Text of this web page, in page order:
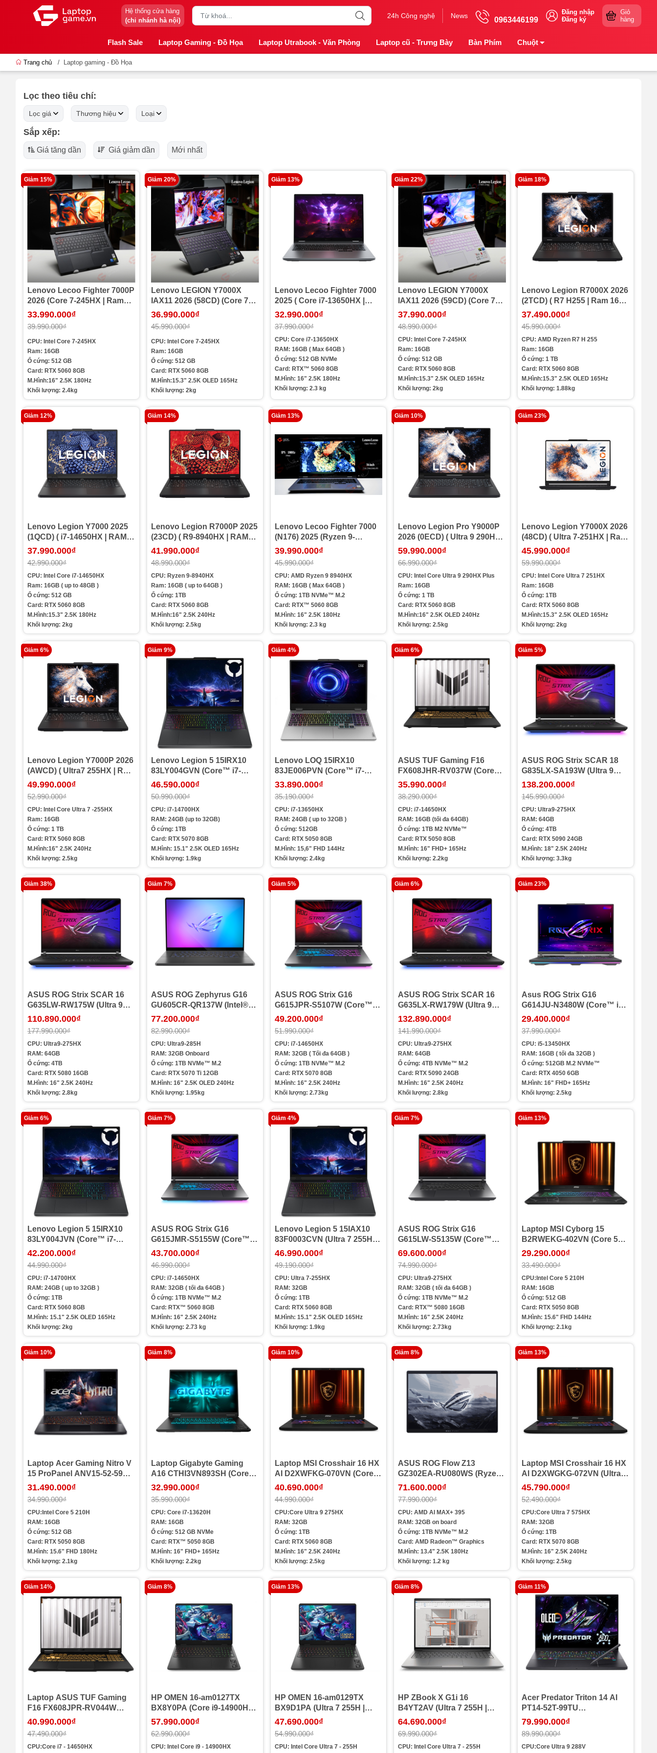
Hệ thống cửa hàng
(chi nhánh hà nội)
24h Công nghệ News 0963446199
Đăng nhập
Đăng ký
Giỏ
hàng
Flash Sale Laptop Gaming - Đồ Họa Laptop Utrabook - Văn Phòng Laptop cũ - Trưng Bày Bàn Phím Chuột
Trang chủ / Laptop gaming - Đồ Họa
Lọc theo tiêu chí:
Lọc giá Thương hiệu Loại
Sắp xếp:
Giá tăng dần Giá giảm dần Mới nhất
Giảm 15%
Lenovo Lecoo Fighter 7000P
2026 (Core 7-245HX | Ram
16GB | SSD 512GB | RTX
33.990.000₫
39.990.000₫
CPU: Intel Core 7-245HX
Ram: 16GB
Ổ cứng: 512 GB
Card: RTX 5060 8GB
M.Hình:16" 2.5K 180Hz
Khối lượng: 2.4kg
Giảm 20%
Lenovo LEGION Y7000X
IAX11 2026 (58CD) (Core 7
245HX | Ram 16GB | SSD
15.3in 2.5K OLED 165Hz)
36.990.000₫
45.990.000₫
CPU: Intel Core 7-245HX
Ram: 16GB
Ổ cứng: 512 GB
Card: RTX 5060 8GB
M.Hình:15.3" 2.5K OLED 165Hz
Khối lượng: 2kg
Giảm 13%
Lenovo Lecoo Fighter 7000
2025 ( Core i7-13650HX |
Ram 16GB | SSD 512GB |
180Hz )
32.990.000₫
37.990.000₫
CPU: Core i7-13650HX
RAM: 16GB ( Max 64GB )
Ổ cứng: 512 GB NVMe
Card: RTX™ 5060 8GB
M.Hình: 16" 2.5K 180Hz
Khối lượng: 2.3 kg
Giảm 22%
Lenovo LEGION Y7000X
IAX11 2026 (59CD) (Core 7
245HX | Ram 16GB | SSD
15.3in 2.5K OLED 165Hz -
White)
37.990.000₫
48.990.000₫
CPU: Intel Core 7-245HX
Ram: 16GB
Ổ cứng: 512 GB
Card: RTX 5060 8GB
M.Hình:15.3" 2.5K OLED 165Hz
Khối lượng: 2kg
Giảm 18%
Lenovo Legion R7000X 2026
(2TCD) ( R7 H255 | Ram 16G |
SSD 1TB | RTX 5060 8G |
37.490.000₫
45.990.000₫
CPU: AMD Ryzen R7 H 255
Ram: 16GB
Ổ cứng: 1 TB
Card: RTX 5060 8GB
M.Hình:15.3" 2.5K OLED 165Hz
Khối lượng: 1.88kg
Giảm 12%
Lenovo Legion Y7000 2025
(1QCD) ( i7-14650HX | RAM
16GB | SSD 512G | RTX5060
37.990.000₫
42.990.000₫
CPU: Intel Core i7-14650HX
Ram: 16GB ( up to 48GB )
Ổ cứng: 512 GB
Card: RTX 5060 8GB
M.Hình:15.3" 2.5K 180Hz
Khối lượng: 2kg
Giảm 14%
Lenovo Legion R7000P 2025
(23CD) ( R9-8940HX | RAM
16G | SSD 1TB | RTX 5060
41.990.000₫
48.990.000₫
CPU: Ryzen 9-8940HX
Ram: 16GB ( up to 64GB )
Ổ cứng: 1TB
Card: RTX 5060 8GB
M.Hình:16" 2.5K 240Hz
Khối lượng: 2.5kg
Giảm 13%
Lenovo Lecoo Fighter 7000
(N176) 2025 (Ryzen 9-
8940HX | Ram 16GB | SSD
2.5K 180Hz)
39.990.000₫
45.990.000₫
CPU: AMD Ryzen 9 8940HX
RAM: 16GB ( Max 64GB )
Ổ cứng: 1TB NVMe™ M.2
Card: RTX™ 5060 8GB
M.Hình: 16" 2.5K 180Hz
Khối lượng: 2.3 kg
Giảm 10%
Lenovo Legion Pro Y9000P
2026 (0ECD) ( Ultra 9 290HX
Plus | Ram 16G | SSD 1TB |
OLED 240Hz )
59.990.000₫
66.990.000₫
CPU:Intel Core Ultra 9 290HX Plus
Ram: 16GB
Ổ cứng: 1 TB
Card: RTX 5060 8GB
M.Hình:16" 2.5K OLED 240Hz
Khối lượng: 2.5kg
Giảm 23%
Lenovo Legion Y7000X 2026
(48CD) ( Ultra 7-251HX | Ram
16G | SSD 1T | RTX5060 8G |
45.990.000₫
59.990.000₫
CPU:Intel Core Ultra 7 251HX
Ram: 16GB
Ổ cứng: 1TB
Card: RTX 5060 8GB
M.Hình:15.3" 2.5K OLED 165Hz
Khối lượng: 2kg
Giảm 6%
Lenovo Legion Y7000P 2026
(AWCD) ( Ultra7 255HX | Ram
16G | SSD 1T | RTX 5060 8G |
49.990.000₫
52.990.000₫
CPU: Intel Core Ultra 7 -255HX
Ram: 16GB
Ổ cứng: 1 TB
Card: RTX 5060 8GB
M.Hình:16" 2.5K 240Hz
Khối lượng: 2.5kg
Giảm 9%
Lenovo Legion 5 15IRX10
83LY004GVN (Core™ i7-
14700HX | 24GB | 1TB |
WQXGA OLED | Win 11 |
Office | Đen)
46.590.000₫
50.990.000₫
CPU: i7-14700HX
RAM: 24GB (up to 32GB)
Ổ cứng: 1TB
Card: RTX 5070 8GB
M.Hình: 15.1" 2.5K OLED 165Hz
Khối lượng: 1.9kg
Giảm 4%
Lenovo LOQ 15IRX10
83JE006PVN (Core™ i7-
13650HX | 24GB | 512GB |
144Hz | Win 11 | Xám)
33.890.000₫
35.190.000₫
CPU: i7-13650HX
RAM: 24GB ( up to 32GB )
Ổ cứng: 512GB
Card: RTX 5050 8GB
M.Hình: 15,6" FHD 144Hz
Khối lượng: 2.4kg
Giảm 6%
ASUS TUF Gaming F16
FX608JHR-RV037W (Core™
i7-14650HX | 16GB | 1TB |
165Hz | Win 11 | Xám)
35.990.000₫
38.290.000₫
CPU: i7-14650HX
RAM: 16GB (tối đa 64GB)
Ổ cứng: 1TB M2 NVMe™
Card: RTX 5050 8GB
M.Hình: 16" FHD+ 165Hz
Khối lượng: 2.2kg
Giảm 5%
ASUS ROG Strix SCAR 18
G835LX-SA193W (Ultra 9
275HX | 64GB | 4TB | RTX
| Win 11 | Đen)
138.200.000₫
145.990.000₫
CPU: Ultra9-275HX
RAM: 64GB
Ổ cứng: 4TB
Card: RTX 5090 24GB
M.Hình: 18" 2.5K 240Hz
Khối lượng: 3.3kg
Giảm 38%
ASUS ROG Strix SCAR 16
G635LW-RW175W (Ultra 9
275HX | 64GB | 4TB | RTX
| Win 11 | Đen)
110.890.000₫
177.990.000₫
CPU: Ultra9-275HX
RAM: 64GB
Ổ cứng: 4TB
Card: RTX 5080 16GB
M.Hình: 16" 2.5K 240Hz
Khối lượng: 2.8kg
Giảm 7%
ASUS ROG Zephyrus G16
GU605CR-QR137W (Intel®
Core™ Ultra 9 285H | 32GB |
inch WQXGA OLED 240Hz |
Win 11 | Xám)
77.200.000₫
82.990.000₫
CPU: Ultra9-285H
RAM: 32GB Onboard
Ổ cứng: 1TB NVMe™ M.2
Card: RTX 5070 Ti 12GB
M.Hình: 16" 2.5K OLED 240Hz
Khối lượng: 1.95kg
Giảm 5%
ASUS ROG Strix G16
G615JPR-S5107W (Core™
i7-14650HX | 32GB | 1TB |
240Hz | Win 11 | Xám)
49.200.000₫
51.990.000₫
CPU: i7-14650HX
RAM: 32GB ( Tối đa 64GB )
Ổ cứng: 1TB NVMe™ M.2
Card: RTX 5070 8GB
M.Hình: 16" 2.5K 240Hz
Khối lượng: 2.73kg
Giảm 6%
ASUS ROG Strix SCAR 16
G635LX-RW179W (Ultra 9
275HX | 64GB | 4TB | RTX
| Win 11 | Đen)
132.890.000₫
141.990.000₫
CPU: Ultra9-275HX
RAM: 64GB
Ổ cứng: 4TB NVMe™ M.2
Card: RTX 5090 24GB
M.Hình: 16" 2.5K 240Hz
Khối lượng: 2.8kg
Giảm 23%
Asus ROG Strix G16
G614JU-N3480W (Core™ i5-
13450HX | 16GB | 512GB |
WUXGA 165Hz | Win 11 |
Xám)
29.400.000₫
37.990.000₫
CPU: i5-13450HX
RAM: 16GB ( tối đa 32GB )
Ổ cứng: 512GB M.2 NVMe™
Card: RTX 4050 6GB
M.Hình: 16" FHD+ 165Hz
Khối lượng: 2.5kg
Giảm 6%
Lenovo Legion 5 15IRX10
83LY004JVN (Core™ i7-
14700HX | 24GB | 1TB |
WQXGA OLED | Win 11 |
Office | Đen)
42.200.000₫
44.990.000₫
CPU: i7-14700HX
RAM: 24GB ( up to 32GB )
Ổ cứng: 1TB
Card: RTX 5060 8GB
M.Hình: 15.1" 2.5K OLED 165Hz
Khối lượng: 2kg
Giảm 7%
ASUS ROG Strix G16
G615JMR-S5155W (Core™
i7-14650HX | 32GB | 1TB |
WQXGA 240Hz | Win 11 |
Xám)
43.700.000₫
46.990.000₫
CPU: i7-14650HX
RAM: 32GB ( tối đa 64GB )
Ổ cứng: 1TB NVMe™ M.2
Card: RTX™ 5060 8GB
M.Hình: 16" 2.5K 240Hz
Khối lượng: 2.73 kg
Giảm 4%
Lenovo Legion 5 15IAX10
83F0003CVN (Ultra 7 255HX |
32GB | 1TB | RTX™ 5060 |
Office | Xám)
46.990.000₫
49.190.000₫
CPU: Ultra 7-255HX
RAM: 32GB
Ổ cứng: 1TB
Card: RTX 5060 8GB
M.Hình: 15.1" 2.5K OLED 165Hz
Khối lượng: 1.9kg
Giảm 7%
ASUS ROG Strix G16
G615LW-S5135W (Core™
Ultra 9 275HX | 32GB | 1TB |
2.5K | Win 11 | Xám)
69.600.000₫
74.990.000₫
CPU: Ultra9-275HX
RAM: 32GB ( tối đa 64GB )
Ổ cứng: 1TB NVMe™ M.2
Card: RTX™ 5080 16GB
M.Hình: 16" 2.5K 240Hz
Khối lượng: 2.73kg
Giảm 13%
Laptop MSI Cyborg 15
B2RWEKG-402VN (Core 5
210H | Ram 16GB | SSD
FHD 144Hz | Win 11 | Đen)
29.290.000₫
33.490.000₫
CPU:Intel Core 5 210H
RAM: 16GB
Ổ cứng: 512 GB
Card: RTX 5050 8GB
M.Hình: 15.6" FHD 144Hz
Khối lượng: 2.1kg
Giảm 10%
Laptop Acer Gaming Nitro V
15 ProPanel ANV15-52-59RR
NH.QZ9SV.005 (Core 5 210H
RTX 5050 | 15.6 inch FHD
180Hz | Đen)
31.490.000₫
34.990.000₫
CPU:Intel Core 5 210H
RAM: 16GB
Ổ cứng: 512 GB
Card: RTX 5050 8GB
M.Hình: 15.6" FHD 180Hz
Khối lượng: 2.1kg
Giảm 8%
Laptop Gigabyte Gaming
A16 CTHI3VN893SH (Core
i7-13620H | Ram 16GB | SSD
FHD+ 165Hz | Win 11 | Đen)
32.990.000₫
35.990.000₫
CPU: Core i7-13620H
RAM: 16GB
Ổ cứng: 512 GB NVMe
Card: RTX™ 5050 8GB
M.Hình: 16" FHD+ 165Hz
Khối lượng: 2.2kg
Giảm 10%
Laptop MSI Crosshair 16 HX
AI D2XWFKG-070VN (Core
Ultra 9-275HX | Ram 16GB |
inch 2.5K 240Hz | Xám)
40.690.000₫
44.990.000₫
CPU:Core Ultra 9 275HX
RAM: 32GB
Ổ cứng: 1TB
Card: RTX 5060 8GB
M.Hình: 16" 2.5K 240Hz
Khối lượng: 2.5kg
Giảm 8%
ASUS ROG Flow Z13
GZ302EA-RU080WS (Ryzen
AI MAX+ 395 | 32GB | 1TB |
180Hz | Win 11 | Office | Đen)
71.600.000₫
77.990.000₫
CPU: AMD AI MAX+ 395
RAM: 32GB on board
Ổ cứng: 1TB NVMe™ M.2
Card: AMD Radeon™ Graphics
M.Hình: 13.4" 2.5K 180Hz
Khối lượng: 1.2 kg
Giảm 13%
Laptop MSI Crosshair 16 HX
AI D2XWGKG-072VN (Ultra
7-255HX | Ram 32GB | SSD
2.5K 240Hz | Win 11 | Xám)
45.790.000₫
52.490.000₫
CPU:Core Ultra 7 575HX
RAM: 32GB
Ổ cứng: 1TB
Card: RTX 5070 8GB
M.Hình: 16" 2.5K 240Hz
Khối lượng: 2.5kg
Giảm 14%
Laptop ASUS TUF Gaming
F16 FX608JPR-RV044W
(Core i7-14650HX | Ram
8G | 16inch FHD+ 165Hz |
Win 11 | Xám)
40.990.000₫
47.490.000₫
CPU:Core i7 - 14650HX
Giảm 8%
HP OMEN 16-am0127TX
BX8Y0PA (Core i9-14900HX |
Ram 32GB | SSD 512GB |
WUXGA 165Hz | Win 11 |
Đen)
57.990.000₫
62.990.000₫
CPU: Intel Core i9 - 14900HX
Giảm 13%
HP OMEN 16-am0129TX
BX9D1PA (Ultra 7 255H |
Ram 32GB | SSD 512GB |
WUXGA 165Hz | Win 11 |
Đen)
47.690.000₫
54.990.000₫
CPU: Intel Core Ultra 7 - 255H
Giảm 8%
HP ZBook X G1i 16
B4YT2AV (Ultra 7 255H |
Ram 32GB | SSD 1TB | RTX
| Win 11 Pro | Xám)
64.690.000₫
69.990.000₫
CPU: Intel Core Ultra 7 - 255H
Giảm 11%
Acer Predator Triton 14 AI
PT14-52T-99TU
NH.U0GSV.001 (Ultra 9 288V
5070 8GB | 14.5 inch 2.8K
OLED 120Hz | Cảm ứng | Bút
79.990.000₫
89.990.000₫
CPU:Core Ultra 9 288V